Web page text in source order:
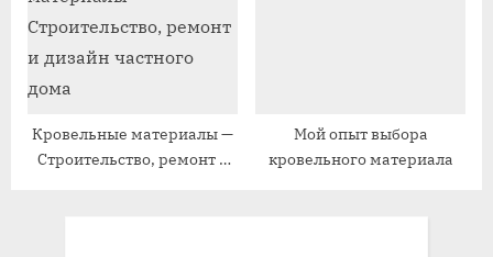
Кровельные материалы —
Строительство, ремонт и
Мой опыт выбора
кровельного материала